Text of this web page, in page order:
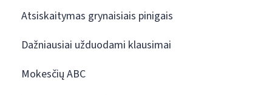
Atsiskaitymas grynaisiais pinigais
Dažniausiai užduodami klausimai
Mokesčių ABC